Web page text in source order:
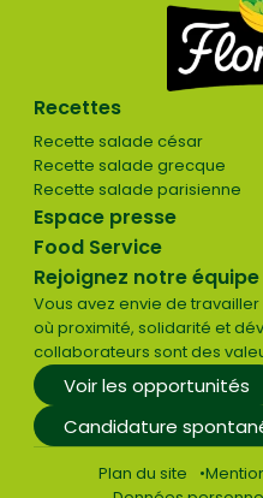
Recettes
Recette salade césar
Recette salade grecque
Recette salade parisienne
Espace presse
Food Service
Rejoignez notre équipe
Vous avez envie de
où proximité, solidarité et
collaborateurs sont des
Voir les opportunités
Candidature
Plan du site